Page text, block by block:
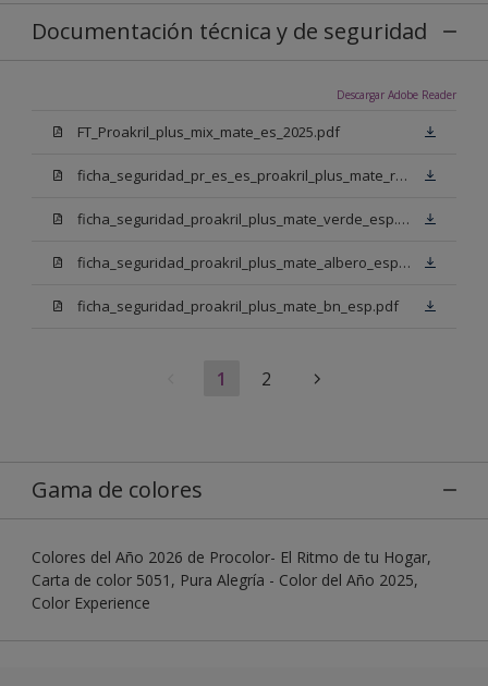
Documentación técnica y de seguridad
Descargar Adobe Reader
FT_Proakril_plus_mix_mate_es_2025.pdf
ficha_seguridad_pr_es_es_proakril_plus_mate_rojo_ingles.pdf
ficha_seguridad_proakril_plus_mate_verde_esp.pdf
ficha_seguridad_proakril_plus_mate_albero_esp.pdf
ficha_seguridad_proakril_plus_mate_bn_esp.pdf
1 2
Gama de colores
Colores del Año 2026 de Procolor- El Ritmo de tu Hogar,
Carta de color 5051, Pura Alegría - Color del Año 2025,
Color Experience